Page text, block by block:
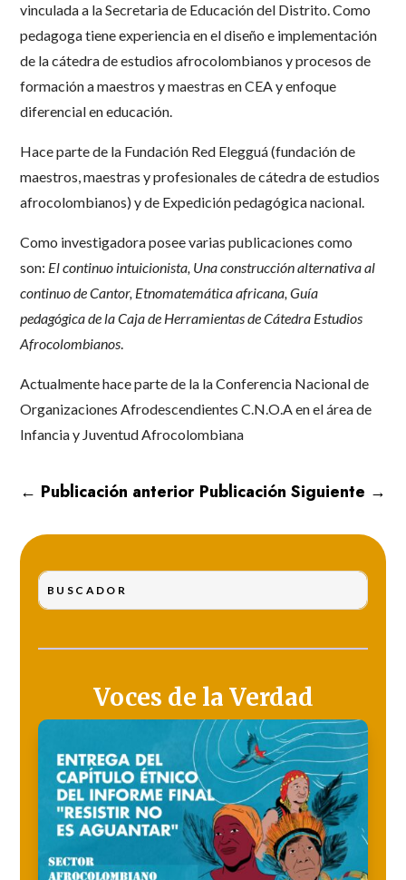
vinculada a la Secretaria de Educación del Distrito. Como
pedagoga tiene experiencia en el diseño e implementación
de la cátedra de estudios afrocolombianos y procesos de
formación a maestros y maestras en CEA y enfoque
diferencial en educación.
Hace parte de la Fundación Red Elegguá (fundación de
maestros, maestras y profesionales de cátedra de estudios
afrocolombianos) y de Expedición pedagógica nacional.
Como investigadora posee varias publicaciones como
son: El continuo intuicionista, Una construcción alternativa al
continuo de Cantor, Etnomatemática africana, Guía
pedagógica de la Caja de Herramientas de Cátedra Estudios
Afrocolombianos.
Actualmente hace parte de la la Conferencia Nacional de
Organizaciones Afrodescendientes C.N.O.A en el área de
Infancia y Juventud Afrocolombiana
← Publicación anterior Publicación Siguiente →
Voces de la Verdad